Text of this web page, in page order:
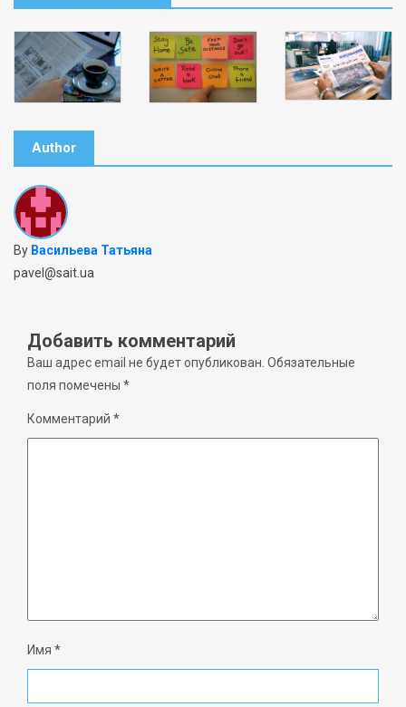
Author
By Васильева Татьяна
pavel@sait.ua
Добавить комментарий
Ваш адрес email не будет опубликован. Обязательные
поля помечены *
Комментарий *
Имя *